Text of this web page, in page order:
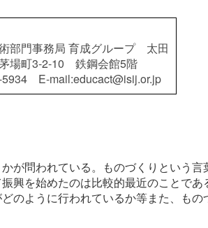
部門事務局 育成グループ 太田
場町3-2-10 鉄鋼会館5階
E-mail:educact@isij.or.jp
が問われている。ものづくりという
興を始めたのは比較的最近のことで
のように行われているか等また、も